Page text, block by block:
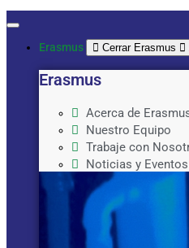
Erasmus Cerrar Erasmus
Erasmus
Acerca de
Nuestro Equipo
Trabaje con
Noticias y Eventos